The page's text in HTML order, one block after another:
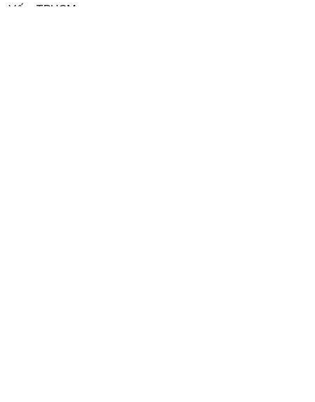
Vấp, TPHCM